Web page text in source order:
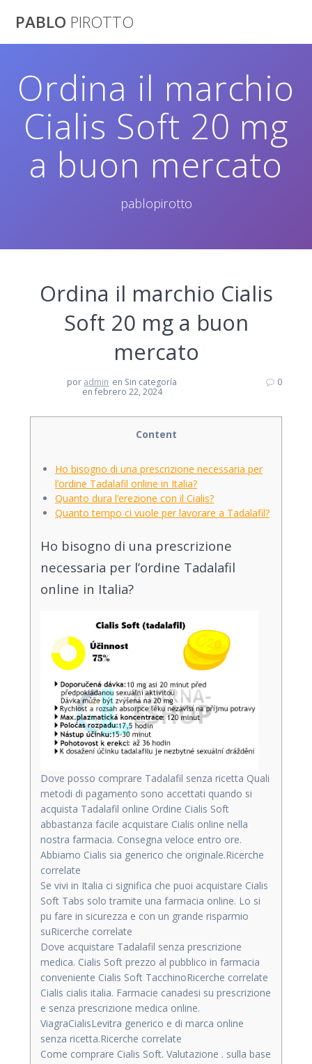
PABLO PIROTTO
Ordina il marchio
Cialis Soft 20 mg
a buon mercato
pablopirotto
Ordina il marchio Cialis
Soft 20 mg a buon
mercato
por admin en Sin categoría
en febrero 22, 2024
0
Content
Ho bisogno di una prescrizione necessaria per
l’ordine Tadalafil online in Italia?
Quanto dura l’erezione con il Cialis?
Quanto tempo ci vuole per lavorare a Tadalafil?
Ho bisogno di una prescrizione
necessaria per l’ordine Tadalafil
online in Italia?
Dove posso comprare Tadalafil senza ricetta Quali
metodi di pagamento sono accettati quando si
acquista Tadalafil online Ordine Cialis Soft
abbastanza facile acquistare Cialis online nella
nostra farmacia. Consegna veloce entro ore.
Abbiamo Cialis sia generico che originale.Ricerche
correlate
Se vivi in Italia ci significa che puoi acquistare Cialis
Soft Tabs solo tramite una farmacia online. Lo si
pu fare in sicurezza e con un grande risparmio
suRicerche correlate
Dove acquistare Tadalafil senza prescrizione
medica. Cialis Soft prezzo al pubblico in farmacia
conveniente Cialis Soft TacchinoRicerche correlate
Cialis cialis italia. Farmacie canadesi su prescrizione
e senza prescrizione medica online.
ViagraCialisLevitra generico e di marca online
senza ricetta.Ricerche correlate
Come comprare Cialis Soft. Valutazione . sulla base